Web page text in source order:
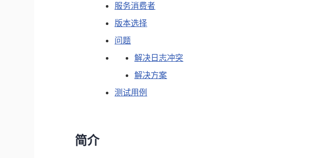
服务消费者
版本选择
问题
解决日志冲突
解决方案
测试用例
简介